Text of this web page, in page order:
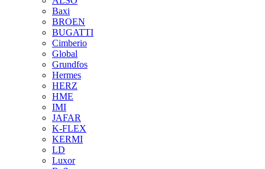
Baxi
BROEN
BUGATTI
Cimberio
Global
Grundfos
Hermes
HERZ
HME
IMI
JAFAR
K-FLEX
KERMI
LD
Luxor